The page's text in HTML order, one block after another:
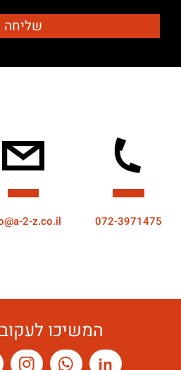
072-3971475
2-z.co.il
המשיכו